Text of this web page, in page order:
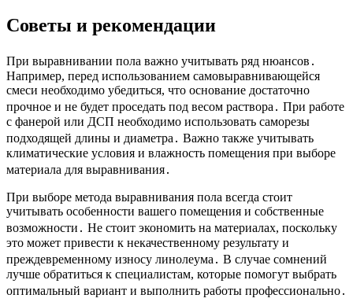
Советы и рекомендации
При выравнивании пола важно учитывать ряд нюансов․
Например, перед использованием самовыравнивающейся
смеси необходимо убедиться, что основание достаточно
прочное и не будет проседать под весом раствора․ При работе
с фанерой или ДСП необходимо использовать саморезы
подходящей длины и диаметра․ Важно также учитывать
климатические условия и влажность помещения при выборе
материала для выравнивания․
При выборе метода выравнивания пола всегда стоит
учитывать особенности вашего помещения и собственные
возможности․ Не стоит экономить на материалах, поскольку
это может привести к некачественному результату и
преждевременному износу линолеума․ В случае сомнений
лучше обратиться к специалистам, которые помогут выбрать
оптимальный вариант и выполнить работы профессионально․